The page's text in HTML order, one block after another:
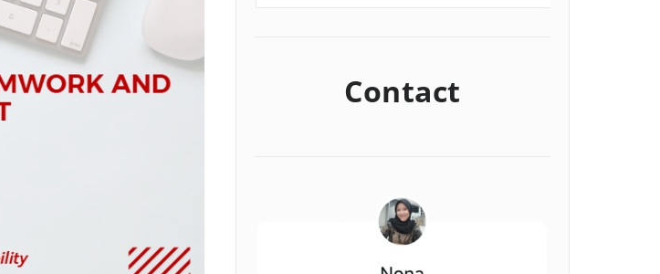
Contact